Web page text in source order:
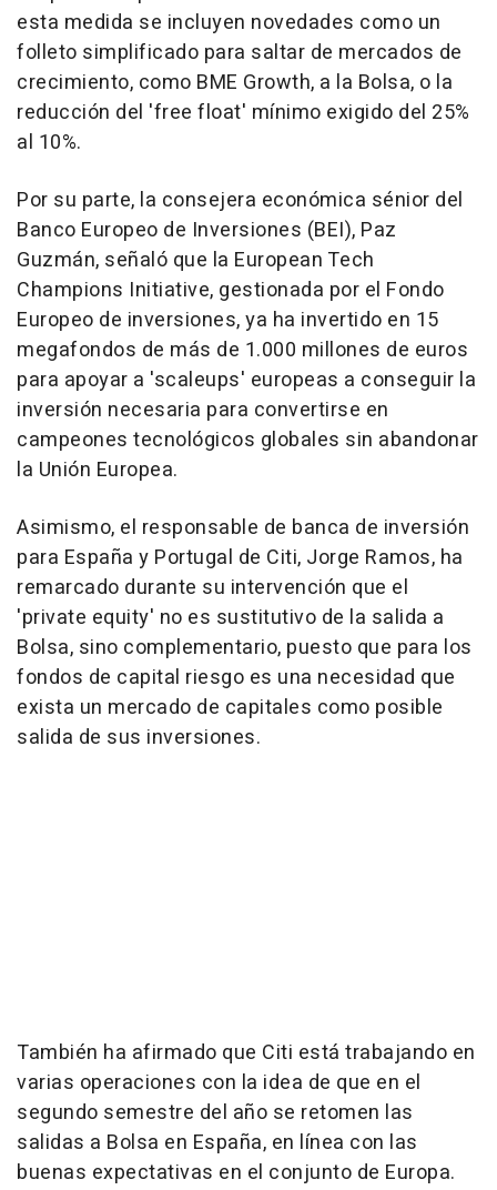
esta medida se incluyen novedades como un
folleto simplificado para saltar de mercados de
crecimiento, como BME Growth, a la Bolsa, o la
reducción del 'free float' mínimo exigido del 25%
al 10%.
Por su parte, la consejera económica sénior del
Banco Europeo de Inversiones (BEI), Paz
Guzmán, señaló que la European Tech
Champions Initiative, gestionada por el Fondo
Europeo de inversiones, ya ha invertido en 15
megafondos de más de 1.000 millones de euros
para apoyar a 'scaleups' europeas a conseguir la
inversión necesaria para convertirse en
campeones tecnológicos globales sin abandonar
la Unión Europea.
Asimismo, el responsable de banca de inversión
para España y Portugal de Citi, Jorge Ramos, ha
remarcado durante su intervención que el
'private equity' no es sustitutivo de la salida a
Bolsa, sino complementario, puesto que para los
fondos de capital riesgo es una necesidad que
exista un mercado de capitales como posible
salida de sus inversiones.
También ha afirmado que Citi está trabajando en
varias operaciones con la idea de que en el
segundo semestre del año se retomen las
salidas a Bolsa en España, en línea con las
buenas expectativas en el conjunto de Europa.